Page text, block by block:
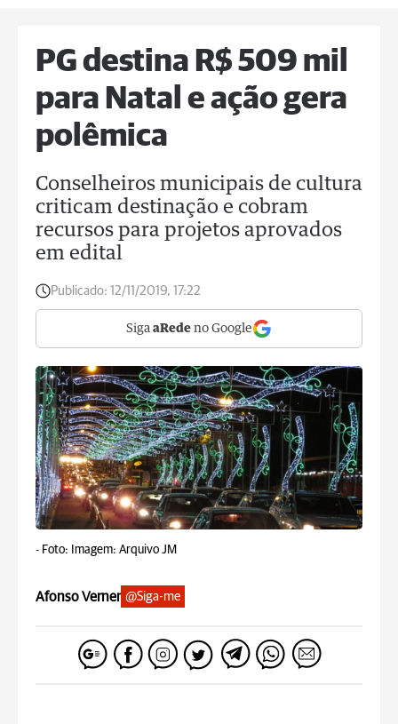
PG destina R$ 509 mil
para Natal e ação gera
polêmica
Conselheiros municipais de cultura
criticam destinação e cobram
recursos para projetos aprovados
em edital
Publicado: 12/11/2019, 17:22
Siga aRede no Google
- Foto: Imagem: Arquivo JM
Afonso Verner @Siga-me